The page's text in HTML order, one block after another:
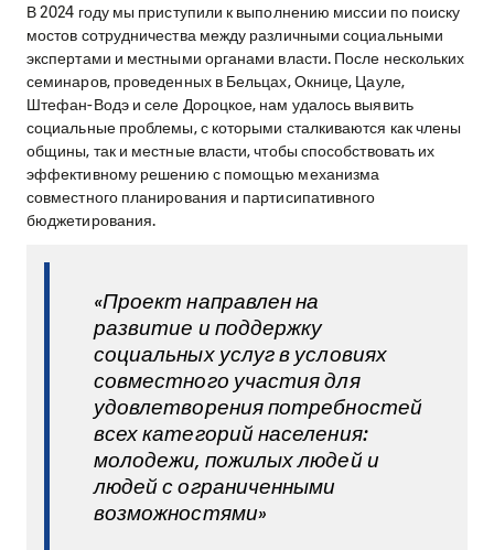
В 2024 году мы приступили к выполнению миссии по поиску
мостов сотрудничества между различными социальными
экспертами и местными органами власти. После нескольких
семинаров, проведенных в Бельцах, Окнице, Цауле,
Штефан-Водэ и селе Дороцкое, нам удалось выявить
социальные проблемы, с которыми сталкиваются как члены
общины, так и местные власти, чтобы способствовать их
эффективному решению с помощью механизма
совместного планирования и партисипативного
бюджетирования.
«Проект направлен на
развитие и поддержку
социальных услуг в условиях
совместного участия для
удовлетворения потребностей
всех категорий населения:
молодежи, пожилых людей и
людей с ограниченными
возможностями»